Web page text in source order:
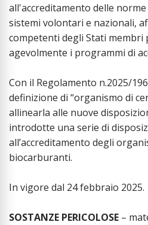
all'accreditamento delle
sistemi volontari e nazionali,
competenti degli Stati
agevolmente i programmi di
Con il Regolamento n.2025/
definizione di “organismo di
allinearla alle nuove
introdotte una serie di
all’accreditamento degli
biocarburanti.
In vigore dal 24 febbraio 2025.
SOSTANZE PERICOLOSE –